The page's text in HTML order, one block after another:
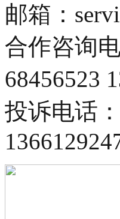
邮箱：
合作咨询
68456523
投诉电话